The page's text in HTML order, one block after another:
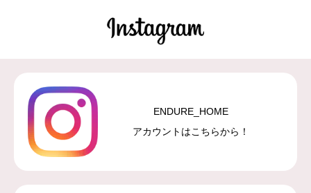
ENDURE_HOME
アカウントはこちらから！